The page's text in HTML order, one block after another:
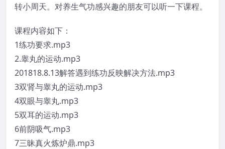
转小周天。对养生气功感兴趣的朋友可以听一下课程。
课程内容如下：
1练功要求.mp3
2.睾丸的运动.mp3
201818.8.13解答遇到练功反映解决方法.mp3
3双肾与睾丸的运动.mp3
4双眼与睾丸.mp3
5双耳的运动.mp3
6前阴吸气.mp3
7三昧真火炼炉鼎.mp3